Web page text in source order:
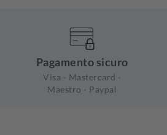
Pagamento sicuro
Visa - Mastercard -
Maestro - Paypal